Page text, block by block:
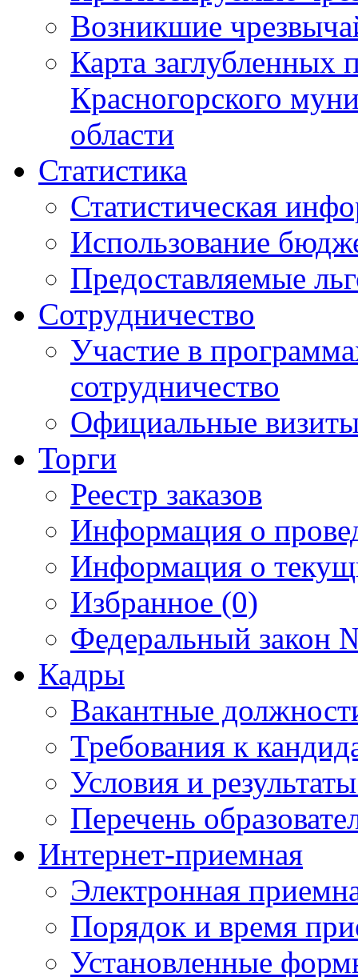
Возникшие
Карта
Красногорского
области
Статистика
Статистическая
Использование
Предоставляемые
Сотрудничество
Участие в
сотрудничество
Официальные
Торги
Реестр заказов
Информация о
Информация о
Избранное (0)
Федеральный закон
Кадры
Вакантные
Требования к
Условия и
Перечень
Интернет-приемная
Электронная
Порядок и время
Установленные